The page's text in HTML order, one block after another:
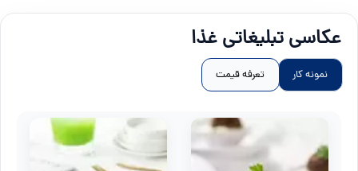
عکاسی تبلیغاتی غذا
نمونه کار تعرفه قیمت